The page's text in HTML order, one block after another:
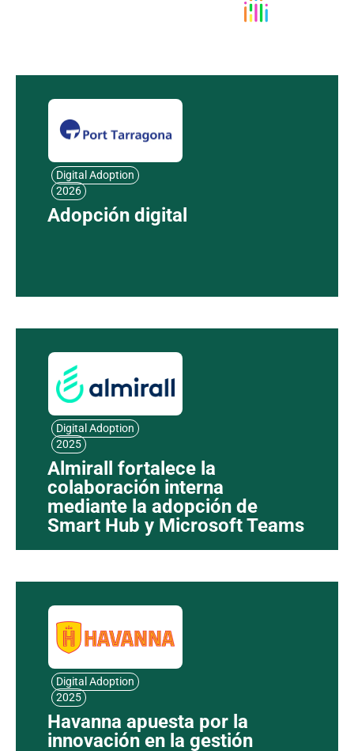
Digital Adoption
2026
Adopción digital
Digital Adoption
2025
Almirall fortalece la
colaboración interna
mediante la adopción de
Smart Hub y Microsoft Teams
Digital Adoption
2025
Havanna apuesta por la
innovación en la gestión